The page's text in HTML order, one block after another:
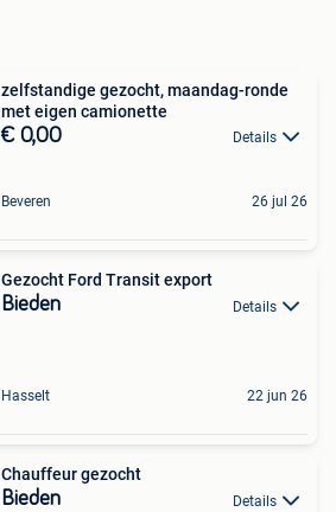
zelfstandige gezocht, maandag-ronde
met eigen camionette
€ 0,00 Details
Beveren 26 jul 26
Gezocht Ford Transit export
Bieden Details
Hasselt 22 jun 26
Chauffeur gezocht
Bieden Details